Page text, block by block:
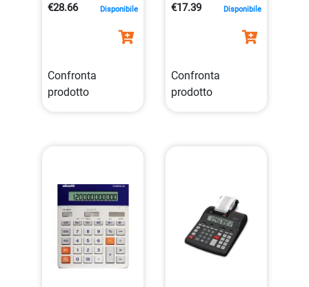
013465410079
€28.66 Disponibile
Confronta
prodotto
181 funzioni.
€17.39 Disponibile
Confronta
prodotto